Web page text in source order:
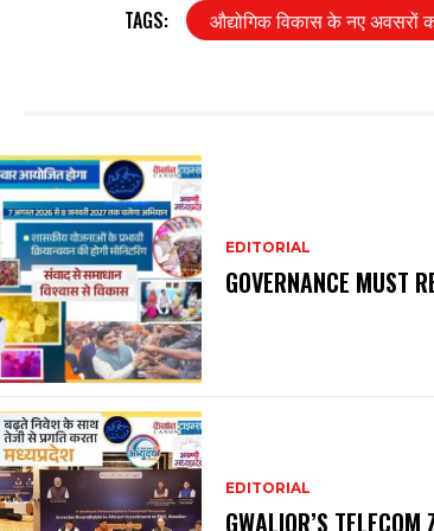
TAGS: औद्योगिक विकास के नए अवसरों
EDITORIAL
GOVERNANCE MUST
EDITORIAL
GWALIOR’S